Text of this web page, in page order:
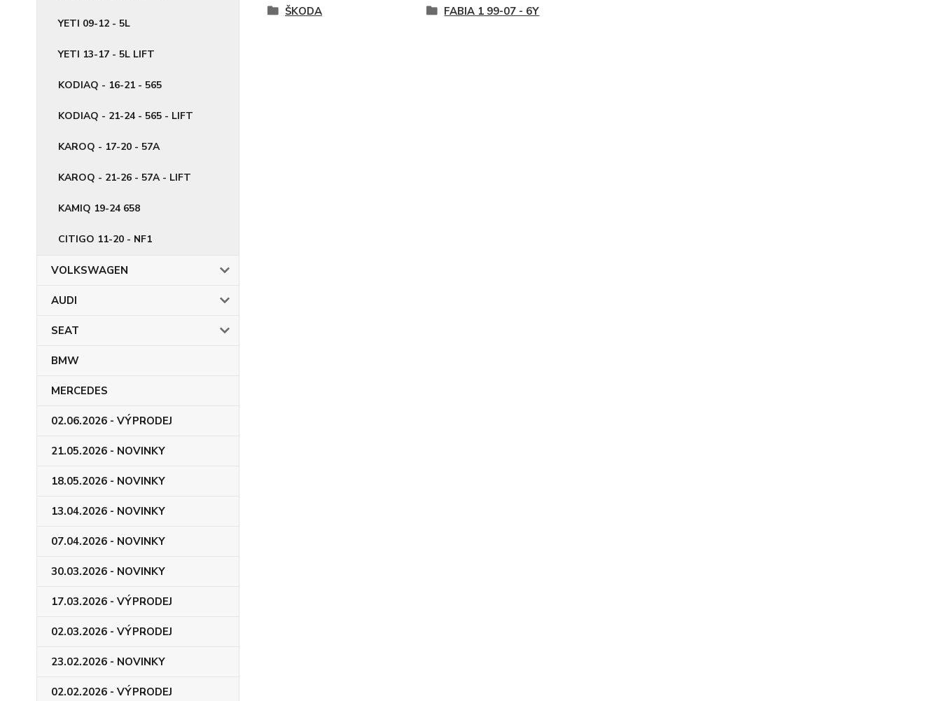
YETI 09-12 - 5L
YETI 13-17 - 5L LIFT
KODIAQ - 16-21 - 565
KODIAQ - 21-24 - 565 - LIFT
KAROQ - 17-20 - 57A
KAROQ - 21-26 - 57A - LIFT
KAMIQ 19-24 658
CITIGO 11-20 - NF1
VOLKSWAGEN
AUDI
SEAT
BMW
MERCEDES
02.06.2026 - VÝPRODEJ
21.05.2026 - NOVINKY
18.05.2026 - NOVINKY
13.04.2026 - NOVINKY
07.04.2026 - NOVINKY
30.03.2026 - NOVINKY
17.03.2026 - VÝPRODEJ
02.03.2026 - VÝPRODEJ
23.02.2026 - NOVINKY
02.02.2026 - VÝPRODEJ
ŠKODA FABIA 1 99-07 - 6Y